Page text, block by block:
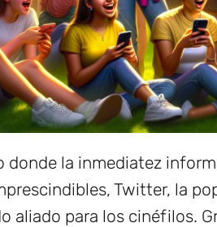
donde la inmediatez
Twitter, la
aliado para los cinéfilos.